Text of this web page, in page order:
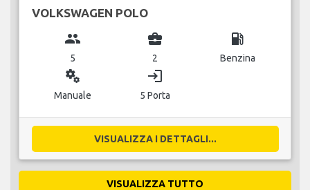
VOLKSWAGEN POLO
group
5
business_center
2
local_gas_station
Benzina
miscellaneous_services
Manuale
login
5 Porta
VISUALIZZA I DETTAGLI...
VISUALIZZA TUTTO